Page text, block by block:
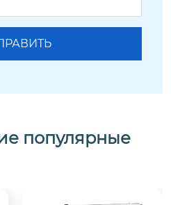
популярные